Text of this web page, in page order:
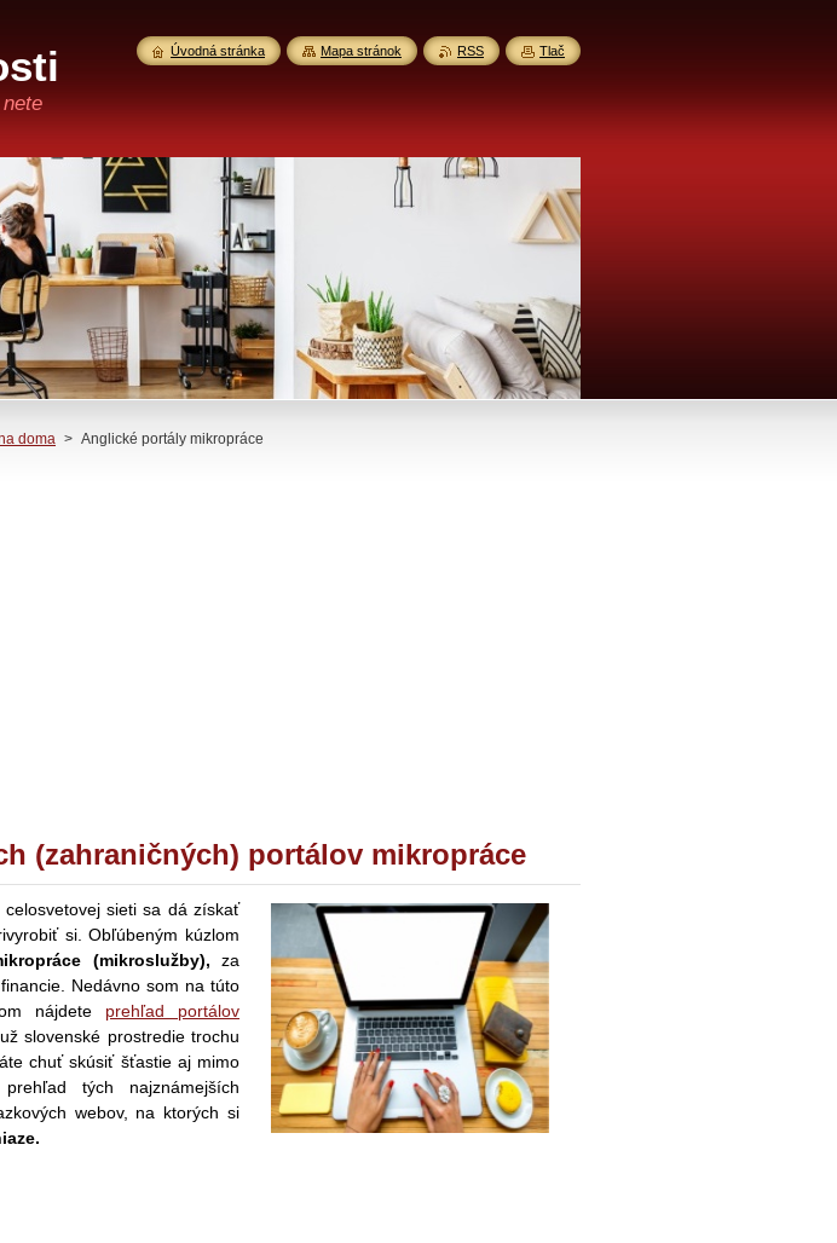
doma > Anglické portály mikropráce
(zahraničných) portálov mikropráce
sieti sa dá získať
si. Obľúbeným kúzlom
(mikroslužby), za
Nedávno som na túto
nájdete prehľad portálov
slovenské prostredie trochu
chuť skúsiť šťastie aj mimo
tých najznámejších
webov, na ktorých si
Úvodná stránka Mapa stránok RSS Tlač